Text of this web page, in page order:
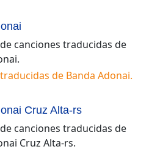
canciones traducidas de
.
de Banda Adonai.
Cruz Alta-rs
canciones traducidas de
Cruz Alta-rs.